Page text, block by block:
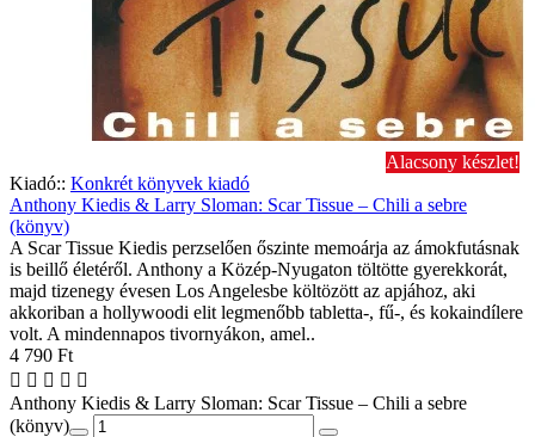
Alacsony készlet!
Kiadó:: Konkrét könyvek kiadó
Anthony Kiedis & Larry Sloman: Scar Tissue – Chili a sebre
(könyv)
A Scar Tissue Kiedis perzselően őszinte memoárja az ámokfutásnak
is beillő életéről. Anthony a Közép-Nyugaton töltötte gyerekkorát,
majd tizenegy évesen Los Angelesbe költözött az apjához, aki
akkoriban a hollywoodi elit legmenőbb tabletta-, fű-, és kokaindílere
volt. A mindennapos tivornyákon, amel..
4 790 Ft
Anthony Kiedis & Larry Sloman: Scar Tissue – Chili a sebre
(könyv)